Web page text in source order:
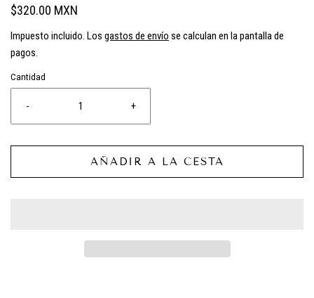
$320.00 MXN
Impuesto incluido. Los gastos de envío se calculan en la pantalla de
pagos.
Cantidad
- +
AÑADIR A LA CESTA